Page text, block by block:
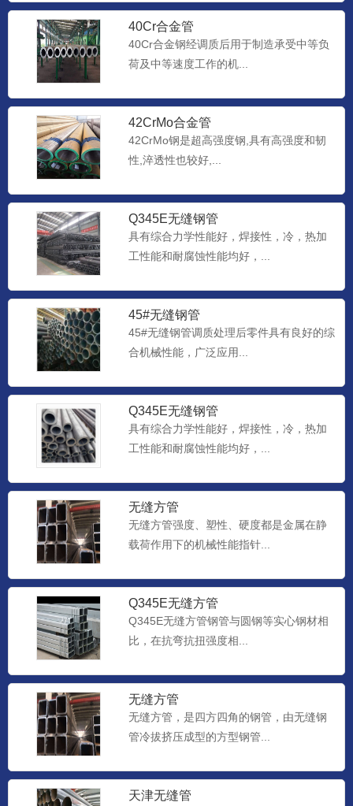
40Cr合金管
40Cr合金钢经调质后用于制造承受中等负
荷及中等速度工作的机...
42CrMo合金管
42CrMo钢是超高强度钢,具有高强度和韧
性,淬透性也较好,...
Q345E无缝钢管
具有综合力学性能好，焊接性，冷，热加
工性能和耐腐蚀性能均好，...
45#无缝钢管
45#无缝钢管调质处理后零件具有良好的综
合机械性能，广泛应用...
Q345E无缝钢管
具有综合力学性能好，焊接性，冷，热加
工性能和耐腐蚀性能均好，...
无缝方管
无缝方管强度、塑性、硬度都是金属在静
载荷作用下的机械性能指针...
Q345E无缝方管
Q345E无缝方管钢管与圆钢等实心钢材相
比，在抗弯抗扭强度相...
无缝方管
无缝方管，是四方四角的钢管，由无缝钢
管冷拔挤压成型的方型钢管...
天津无缝管